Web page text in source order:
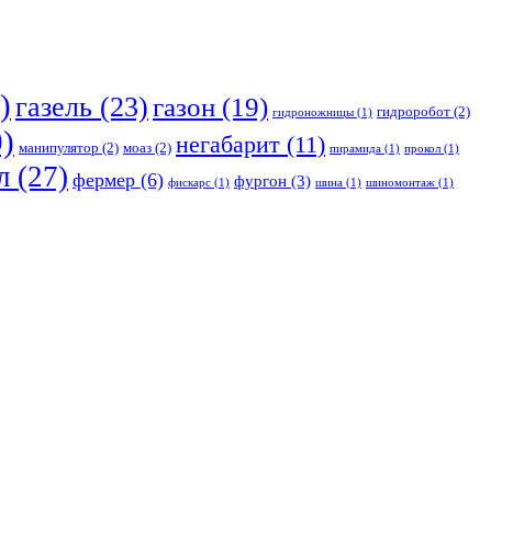
газель (23)газон (19) гидроножницы (1) гидроробот (2)
манипулятор (2) моаз (2) негабарит (11) пирамида (1) прокол (1)
(27) фермер (6) фискарс (1) фургон (3) шина (1) шиномонтаж (1)